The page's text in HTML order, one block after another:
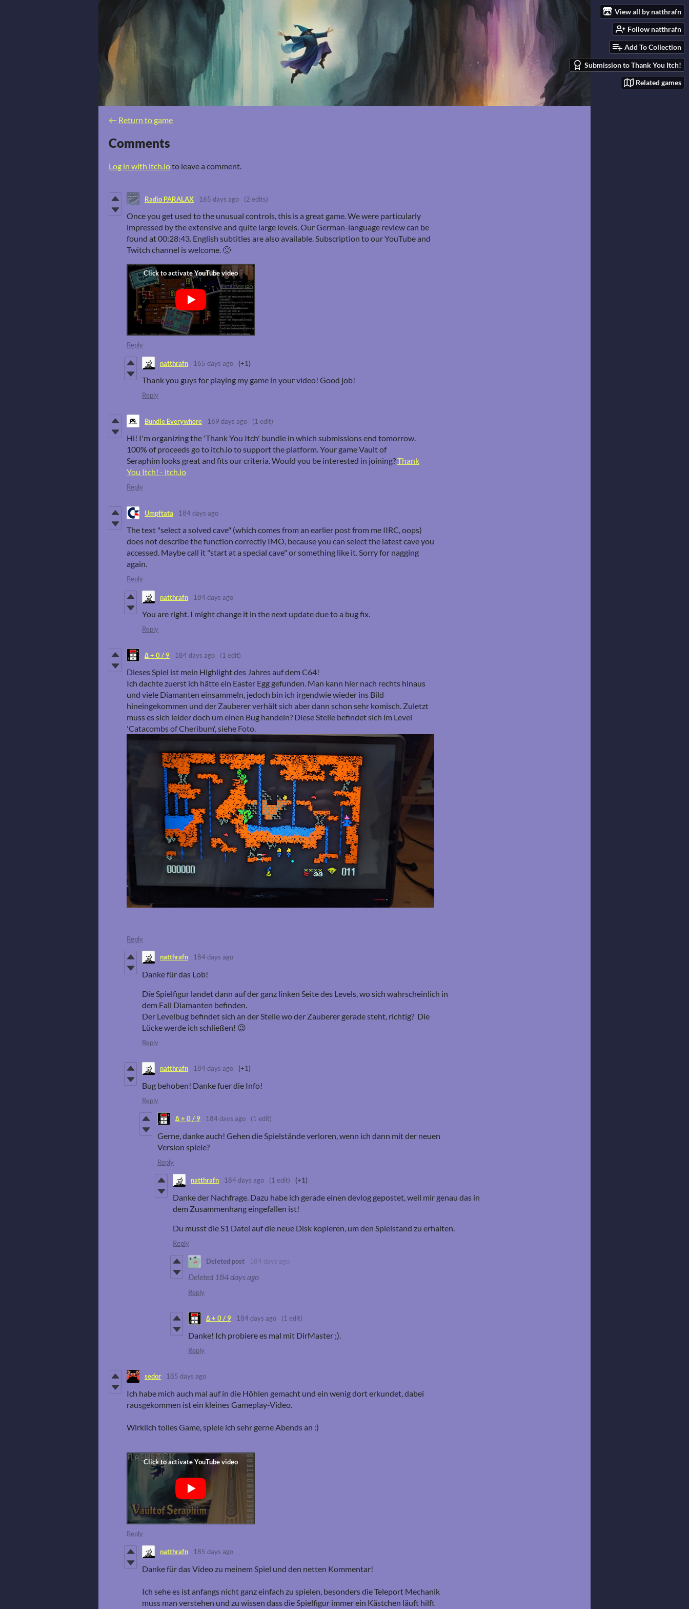
View all by natthrafn
Follow natthrafn
Add To Collection
Submission to Thank You Itch!
Related games
← Return to game
Comments
Log in with itch.ioto leave a comment.
Radio PARALAX 165 days ago (2 edits)
Once you get used to the unusual controls, this is a great game.We were particularly
impressed by the extensive and quite large levels. Our German-language review can be
found at 00:28:43. English subtitles are also available. Subscription to our YouTube and
Twitch channel is welcome. 🙂
Reply
natthrafn 165 days ago (+1)
Thank you guys for playing my game in your video! Good job!
Reply
Bundle Everywhere 169 days ago (1 edit)
Hi! I'm organizing the 'Thank You Itch' bundle in which submissions end tomorrow.
100% of proceeds go to itch.io to support the platform. Your game Vault of
Seraphim looks great and fits our criteria. Would you be interested in joining?Thank
You Itch! - itch.io
Reply
Umpftata 184 days ago
The text "select a solved cave" (which comes from an earlier post from me IIRC, oops)
does not describe the function correctly IMO, because you can select the latest cave you
accessed. Maybe call it "start at a special cave" or something like it. Sorry for nagging
again.
Reply
natthrafn 184 days ago
You are right. I might change it in the next update due to a bug fix.
Reply
∆ + 0 / 9 184 days ago (1 edit)
Dieses Spiel ist mein Highlight des Jahres auf dem C64!
Ich dachte zuerst ich hätte ein Easter Egg gefunden. Man kann hier nach rechts hinaus
und viele Diamanten einsammeln, jedoch bin ich irgendwie wieder ins Bild
hineingekommen und der Zauberer verhält sich aber dann schon sehr komisch. Zuletzt
muss es sich leider doch um einen Bug handeln? Diese Stelle befindet sich im Level
'Catacombs of Cheribum', siehe Foto.
Reply
natthrafn 184 days ago
Danke für das Lob!
Die Spielfigur landet dann auf der ganz linken Seite des Levels, wo sich wahrscheinlich in
dem Fall Diamanten befinden.
Der Levelbug befindet sich an der Stelle wo der Zauberer gerade steht, richtig? Die
Lücke werde ich schließen! 😉
Reply
natthrafn 184 days ago (+1)
Bug behoben! Danke fuer die Info!
Reply
∆ + 0 / 9 184 days ago (1 edit)
Gerne, danke auch! Gehen die Spielstände verloren, wenn ich dann mit der neuen
Version spiele?
Reply
natthrafn 184 days ago (1 edit) (+1)
Danke der Nachfrage. Dazu habe ich gerade einen devlog gepostet, weil mir genau das in
dem Zusammenhang eingefallen ist!
Du musst die S1 Datei auf die neue Disk kopieren, um den Spielstand zu erhalten.
Reply
Deleted post 184 days ago
Deleted 184 days ago
Reply
∆ + 0 / 9 184 days ago (1 edit)
Danke! Ich probiere es mal mit DirMaster ;).
Reply
sedor 185 days ago
Ich habe mich auch mal auf in die Höhlen gemacht und ein wenig dort erkundet, dabei
rausgekommen ist ein kleines Gameplay-Video.
Wirklich tolles Game, spiele ich sehr gerne Abends an :)
Reply
natthrafn 185 days ago
Danke für das Video zu meinem Spiel und den netten Kommentar!
Ich sehe es ist anfangs nicht ganz einfach zu spielen, besonders die Teleport Mechanik
muss man verstehen und zu wissen dass die Spielfigur immer ein Kästchen läuft hilft